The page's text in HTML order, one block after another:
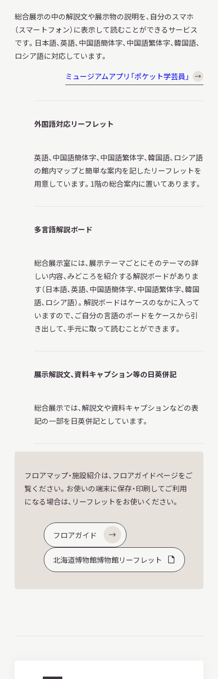
総合展示の中の解説文や展示物の説明を、自分のスマホ
（スマートフォン）に表示して読むことができるサービス
です。日本語、英語、中国語簡体字、中国語繁体字、韓国語、
ロシア語に対応しています。
ミュージアムアプリ「ポケット学芸員」
外国語対応リーフレット
英語、中国語簡体字、中国語繁体字、韓国語、ロシア語
の館内マップと簡単な案内を記したリーフレットを
用意しています。1階の総合案内に置いてあります。
多言語解説ボード
総合展示室には、展示テーマごとにそのテーマの詳
しい内容、みどころを紹介する解説ボードがありま
す（日本語、英語、中国語簡体字、中国語繁体字、韓国
語、ロシア語）。解説ボードはケースのなかに入って
いますので、ご自分の言語のボードをケースから引
き出して、手元に取って読むことができます。
展示解説文、資料キャプション等の日英併記
総合展示では、解説文や資料キャプションなどの表
記の一部を日英併記としています。
フロアマップ・施設紹介は、フロアガイドページをご
覧ください。お使いの端末に保存・印刷してご利用
になる場合は、リーフレットをお使いください。
フロアガイド
北海道博物館博物館リーフレット